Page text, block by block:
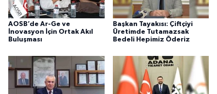
AOSB’de Ar-Ge ve
İnovasyon İçin Ortak Akıl
Buluşması
Başkan Tayakısı: Çiftçiyi
Üretimde Tutamazsak
Bedeli Hepimiz Öderiz